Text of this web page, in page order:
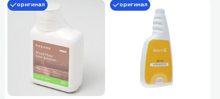
оригинал оригинал